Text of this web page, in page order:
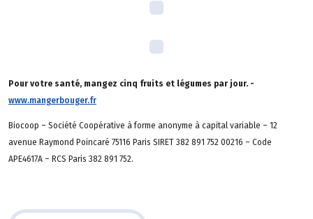
Pour votre santé, mangez cinq fruits et légumes par jour. -
www.mangerbouger.fr
Biocoop – Société Coopérative à forme anonyme à capital variable – 12
avenue Raymond Poincaré 75116 Paris SIRET 382 891 752 00216 – Code
APE4617A – RCS Paris 382 891 752.